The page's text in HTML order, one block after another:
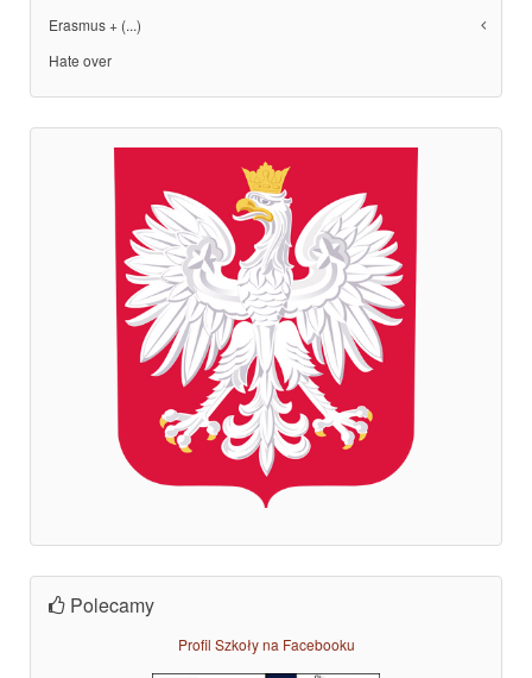
Erasmus + (...)
Hate over
Polecamy
Profil Szkoły na Facebooku